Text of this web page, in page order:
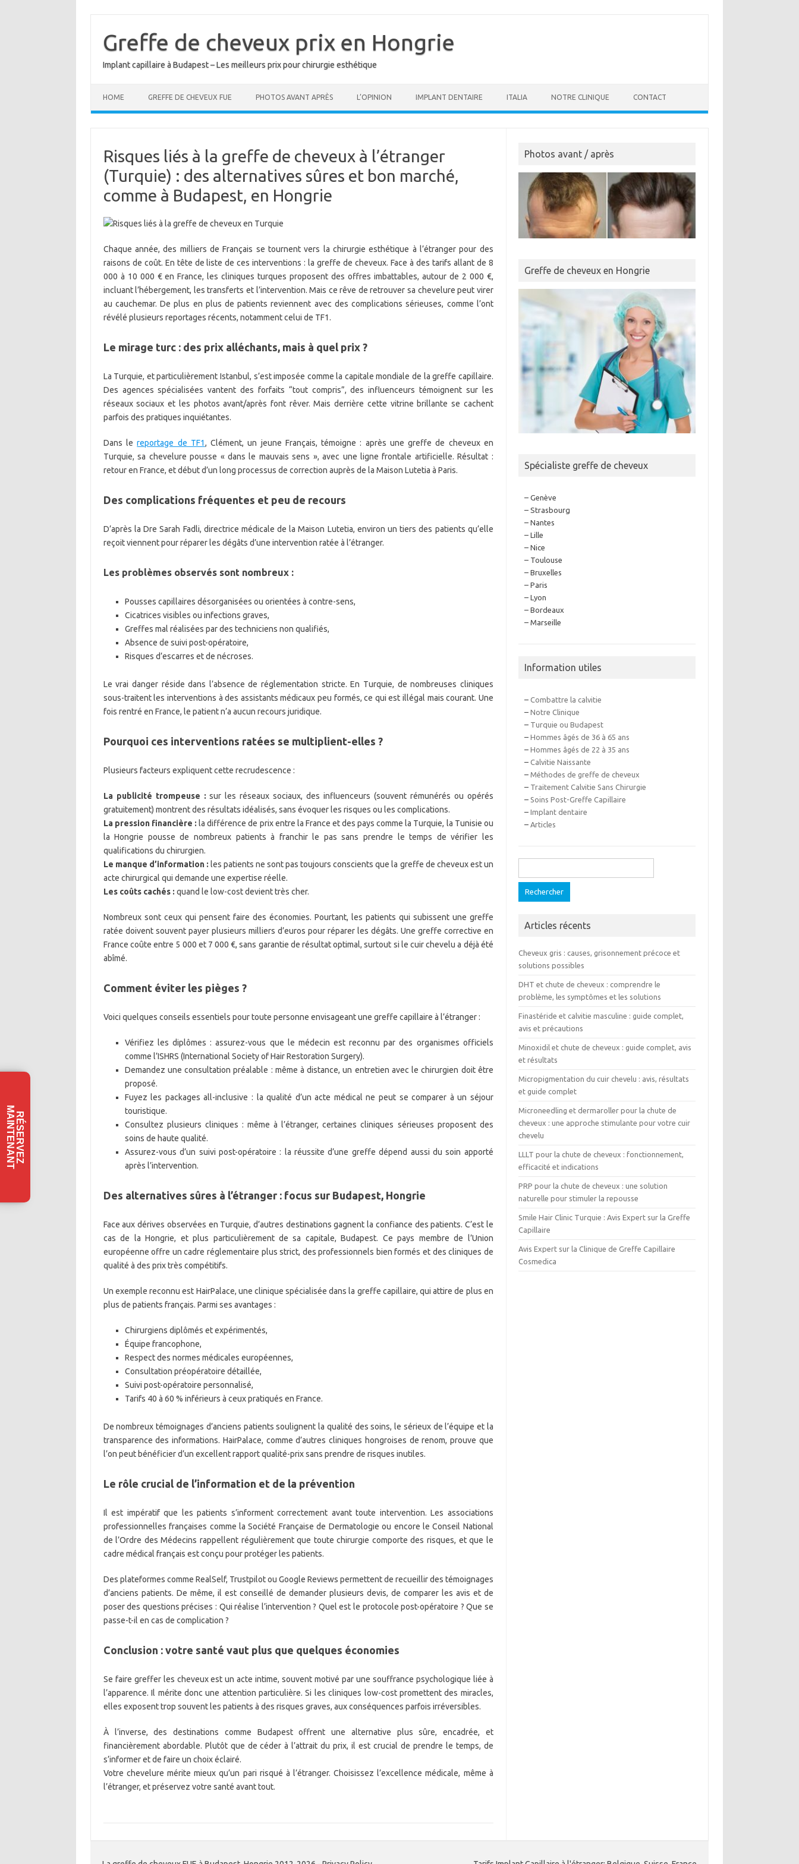
content
Greffe de cheveux prix en Hongrie
Implant capillaire à Budapest – Les meilleurs prix pour chirurgie esthétique
HOME GREFFE DE CHEVEUX FUE PHOTOS AVANT APRÈS L’OPINION IMPLANT DENTAIRE ITALIA NOTRE CLINIQUE CONTACT
Risques liés à la greffe de cheveux à l’étranger
(Turquie) : des alternatives sûres et bon marché,
comme à Budapest, en Hongrie
Chaque année, des milliers de Français se tournent vers la chirurgie esthétique à l’étranger pour des
raisons de coût. En tête de liste de ces interventions : la greffe de cheveux. Face à des tarifs allant de 8
000 à 10 000 € en France, les cliniques turques proposent des offres imbattables, autour de 2 000 €,
incluant l’hébergement, les transferts et l’intervention. Mais ce rêve de retrouver sa chevelure peut virer
au cauchemar. De plus en plus de patients reviennent avec des complications sérieuses, comme l’ont
révélé plusieurs reportages récents, notamment celui de TF1.
Le mirage turc : des prix alléchants, mais à quel prix ?
La Turquie, et particulièrement Istanbul, s’est imposée comme la capitale mondiale de la greffe capillaire.
Des agences spécialisées vantent des forfaits “tout compris”, des influenceurs témoignent sur les
réseaux sociaux et les photos avant/après font rêver. Mais derrière cette vitrine brillante se cachent
parfois des pratiques inquiétantes.
Dans lereportage de TF1, Clément, un jeune Français, témoigne : après une greffe de cheveux en
Turquie, sa chevelure pousse « dans le mauvais sens », avec une ligne frontale artificielle. Résultat :
retour en France, et début d’un long processus de correction auprès de la Maison Lutetia à Paris.
Des complications fréquentes et peu de recours
D’après la Dre Sarah Fadli, directrice médicale de la Maison Lutetia, environ un tiers des patients qu’elle
reçoit viennent pour réparer les dégâts d’une intervention ratée à l’étranger.
Les problèmes observés sont nombreux :
Pousses capillaires désorganisées ou orientées à contre-sens,
Cicatrices visibles ou infections graves,
Greffes mal réalisées par des techniciens non qualifiés,
Absence de suivi post-opératoire,
Risques d’escarres et de nécroses.
Le vrai danger réside dans l’absence de réglementation stricte. En Turquie, de nombreuses cliniques
sous-traitent les interventions à des assistants médicaux peu formés, ce qui est illégal mais courant. Une
fois rentré en France, le patient n’a aucun recours juridique.
Pourquoi ces interventions ratées se multiplient-elles ?
Plusieurs facteurs expliquent cette recrudescence :
La publicité trompeuse : sur les réseaux sociaux, des influenceurs (souvent rémunérés ou opérés
gratuitement) montrent des résultats idéalisés, sans évoquer les risques ou les complications.
La pression financière : la différence de prix entre la France et des pays comme la Turquie, la Tunisie ou
la Hongrie pousse de nombreux patients à franchir le pas sans prendre le temps de vérifier les
qualifications du chirurgien.
Le manque d’information : les patients ne sont pas toujours conscients que la greffe de cheveux est un
acte chirurgical qui demande une expertise réelle.
Les coûts cachés : quand le low-cost devient très cher.
Nombreux sont ceux qui pensent faire des économies. Pourtant, les patients qui subissent une greffe
ratée doivent souvent payer plusieurs milliers d’euros pour réparer les dégâts. Une greffe corrective en
France coûte entre 5 000 et 7 000 €, sans garantie de résultat optimal, surtout si le cuir chevelu a déjà été
abîmé.
Comment éviter les pièges ?
Voici quelques conseils essentiels pour toute personne envisageant une greffe capillaire à l’étranger :
Vérifiez les diplômes : assurez-vous que le médecin est reconnu par des organismes officiels
comme l’ISHRS (International Society of Hair Restoration Surgery).
Demandez une consultation préalable : même à distance, un entretien avec le chirurgien doit être
proposé.
Fuyez les packages all-inclusive : la qualité d’un acte médical ne peut se comparer à un séjour
touristique.
Consultez plusieurs cliniques : même à l’étranger, certaines cliniques sérieuses proposent des
soins de haute qualité.
Assurez-vous d’un suivi post-opératoire : la réussite d’une greffe dépend aussi du soin apporté
après l’intervention.
Des alternatives sûres à l’étranger : focus sur Budapest, Hongrie
Face aux dérives observées en Turquie, d’autres destinations gagnent la confiance des patients. C’est le
cas de la Hongrie, et plus particulièrement de sa capitale, Budapest. Ce pays membre de l’Union
européenne offre un cadre réglementaire plus strict, des professionnels bien formés et des cliniques de
qualité à des prix très compétitifs.
Un exemple reconnu est HairPalace, une clinique spécialisée dans la greffe capillaire, qui attire de plus en
plus de patients français. Parmi ses avantages :
Chirurgiens diplômés et expérimentés,
Équipe francophone,
Respect des normes médicales européennes,
Consultation préopératoire détaillée,
Suivi post-opératoire personnalisé,
Tarifs 40 à 60 % inférieurs à ceux pratiqués en France.
De nombreux témoignages d’anciens patients soulignent la qualité des soins, le sérieux de l’équipe et la
transparence des informations. HairPalace, comme d’autres cliniques hongroises de renom, prouve que
l’on peut bénéficier d’un excellent rapport qualité-prix sans prendre de risques inutiles.
Le rôle crucial de l’information et de la prévention
Il est impératif que les patients s’informent correctement avant toute intervention. Les associations
professionnelles françaises comme la Société Française de Dermatologie ou encore le Conseil National
de l’Ordre des Médecins rappellent régulièrement que toute chirurgie comporte des risques, et que le
cadre médical français est conçu pour protéger les patients.
Des plateformes comme RealSelf, Trustpilot ou Google Reviews permettent de recueillir des témoignages
d’anciens patients. De même, il est conseillé de demander plusieurs devis, de comparer les avis et de
poser des questions précises : Qui réalise l’intervention ? Quel est le protocole post-opératoire ? Que se
passe-t-il en cas de complication ?
Conclusion : votre santé vaut plus que quelques économies
Se faire greffer les cheveux est un acte intime, souvent motivé par une souffrance psychologique liée à
l’apparence. Il mérite donc une attention particulière. Si les cliniques low-cost promettent des miracles,
elles exposent trop souvent les patients à des risques graves, aux conséquences parfois irréversibles.
À l’inverse, des destinations comme Budapest offrent une alternative plus sûre, encadrée, et
financièrement abordable. Plutôt que de céder à l’attrait du prix, il est crucial de prendre le temps, de
s’informer et de faire un choix éclairé.
Votre chevelure mérite mieux qu’un pari risqué à l’étranger. Choisissez l’excellence médicale, même à
l’étranger, et préservez votre santé avant tout.
Photos avant / après
Greffe de cheveux en Hongrie
Spécialiste greffe de cheveux
– Genève
– Strasbourg
– Nantes
– Lille
– Nice
– Toulouse
– Bruxelles
– Paris
– Lyon
– Bordeaux
– Marseille
Information utiles
–Combattre la calvitie
–Notre Clinique
– Turquie ou Budapest
–Hommes âgés de 36 à 65 ans
–Hommes âgés de 22 à 35 ans
–Calvitie Naissante
–Méthodes de greffe de cheveux
– Traitement Calvitie Sans Chirurgie
– Soins Post-Greffe Capillaire
–Implant dentaire
–Articles
Articles récents
Cheveux gris : causes, grisonnement précoce et
solutions possibles
DHT et chute de cheveux : comprendre le
problème, les symptômes et les solutions
Finastéride et calvitie masculine : guide complet,
avis et précautions
Minoxidil et chute de cheveux : guide complet, avis
et résultats
Micropigmentation du cuir chevelu : avis, résultats
et guide complet
Microneedling et dermaroller pour la chute de
cheveux : une approche stimulante pour votre cuir
chevelu
LLLT pour la chute de cheveux : fonctionnement,
efficacité et indications
PRP pour la chute de cheveux : une solution
naturelle pour stimuler la repousse
Smile Hair Clinic Turquie : Avis Expert sur la Greffe
Capillaire
Avis Expert sur la Clinique de Greffe Capillaire
Cosmedica
R
É
S
E
R
V
E
Z
MA
I
N
T
E
N
A
N
T